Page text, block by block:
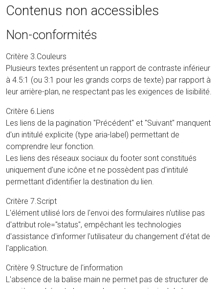
Contenus non accessibles
Non-conformités
Critère 3.Couleurs
Plusieurs textes présentent un rapport de contraste inférieur
à 4.5:1 (ou 3:1 pour les grands corps de texte) par rapport à
leur arrière-plan, ne respectant pas les exigences de lisibilité.
Critère 6.Liens
Les liens de la pagination "Précédent" et "Suivant" manquent
d'un intitulé explicite (type aria-label) permettant de
comprendre leur fonction.
Les liens des réseaux sociaux du footer sont constitués
uniquement d'une icône et ne possèdent pas d'intitulé
permettant d'identifier la destination du lien.
Critère 7.Script
L'élément utilisé lors de l'envoi des formulaires n'utilise pas
d'attribut role="status", empêchant les technologies
d'assistance d'informer l'utilisateur du changement d'état de
l'application.
Critère 9.Structure de l'information
L'absence de la balise main ne permet pas de structurer de